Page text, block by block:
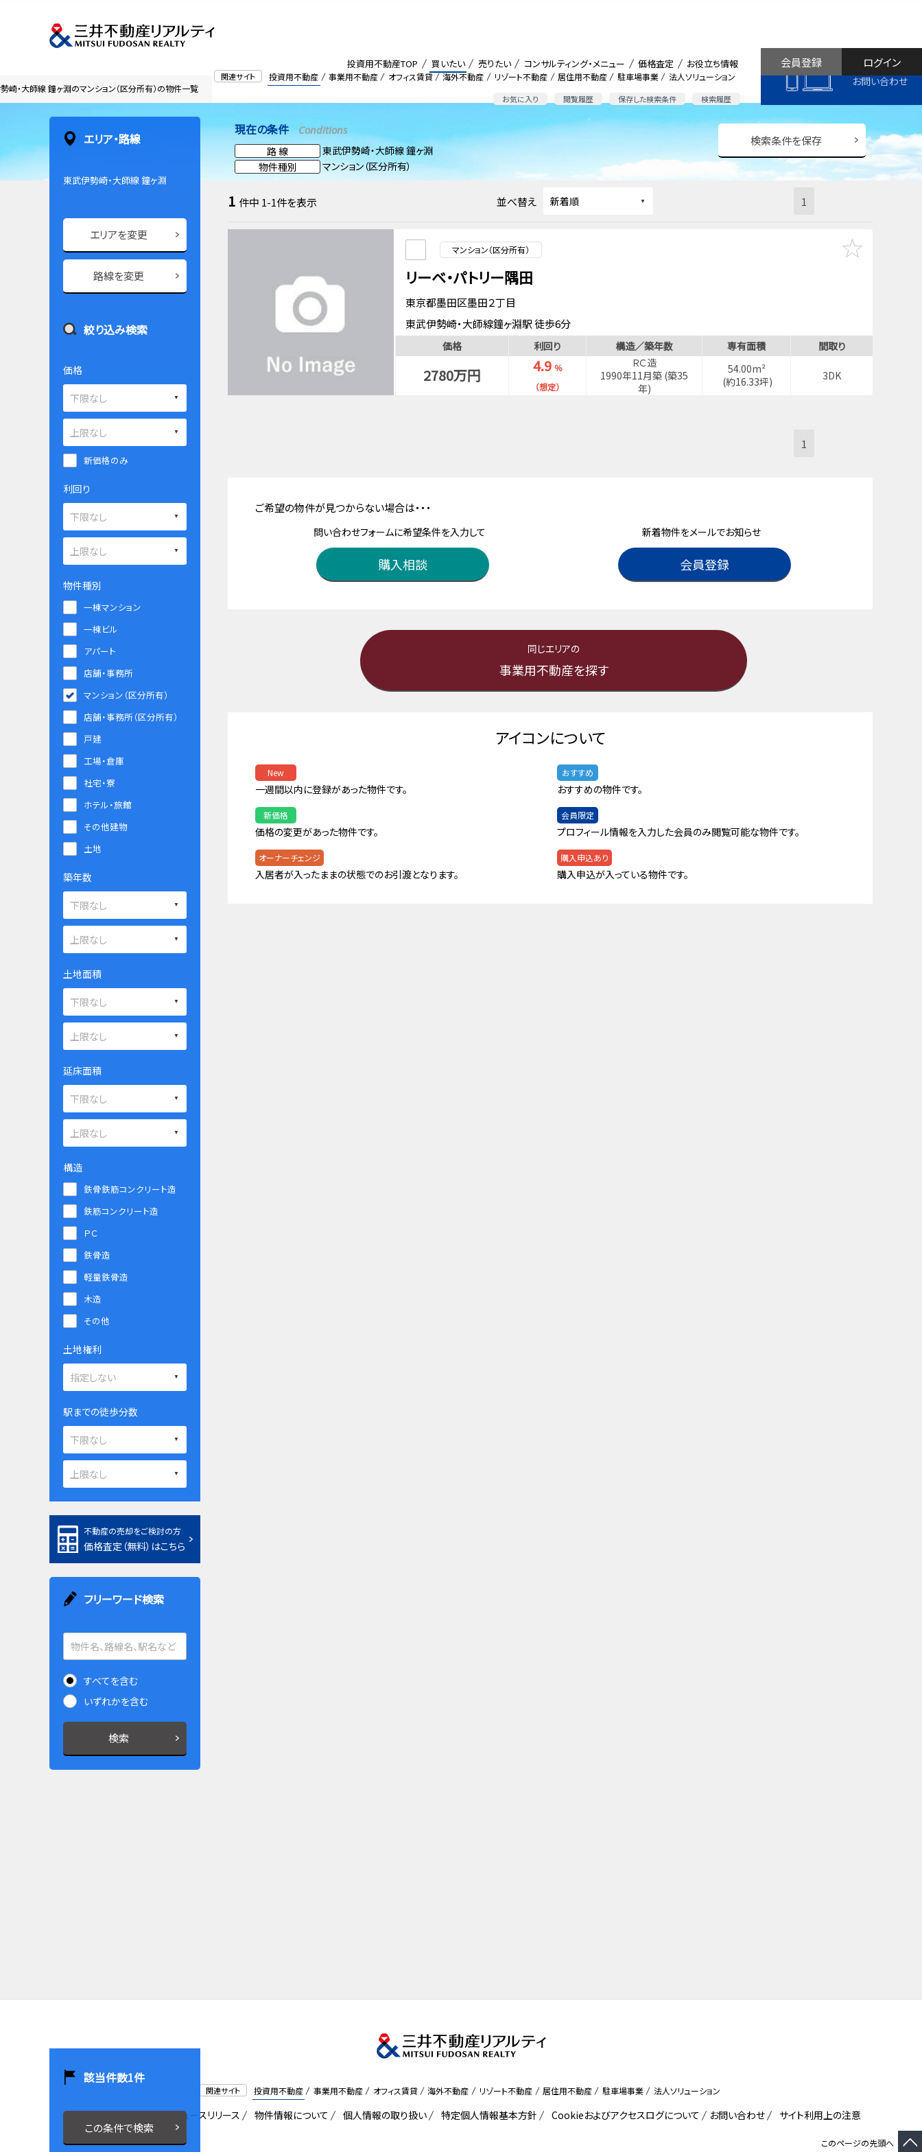
関連サイト 投資用不動産 事業用不動産 オフィス賃貸 海外不動産 リゾート不動産 居住用不動産 駐車場事業 法人ソリューション
お気に入り 閲覧履歴 保存した検索条件 検索履歴
投資用不動産TOP 買いたい 売りたい コンサルティング・メニュー 価格査定 お役立ち情報
お問い合わせ
ログイン
会員登録
崎・大師線 鐘ヶ淵のマンション（区分所有）の物件一覧
現在の条件 Conditions
路 線
東武伊勢崎・大師線 鐘ヶ淵
物件種別
マンション（区分所有）
検索条件を保存
1 件中 1-1件を表示 並べ替え 1
マンション（区分所有）
リーベ・パトリー隅田
東京都墨田区墨田２丁目
東武伊勢崎・大師線鐘ヶ淵駅 徒歩6分
価格 利回り 構造／築年数 専有面積 間取り
2780万円 4.9 ％
（想定）
ＲＣ造
1990年11月築 (築35
年)
54.00m²
(約16.33坪)
3DK
1
ご希望の物件が見つからない場合は・・・
問い合わせフォームに希望条件を入力して
購入相談
新着物件をメールでお知らせ
会員登録
同じエリアの
事業用不動産を探す
アイコンについて
New
一週間以内に登録があった物件です。
おすすめ
おすすめの物件です。
新価格
価格の変更があった物件です。
会員限定
プロフィール情報を入力した会員のみ閲覧可能な物件です。
オーナーチェンジ
入居者が入ったままの状態でのお引渡となります。
購入申込あり
購入申込が入っている物件です。
エリア・路線
東武伊勢崎・大師線 鐘ヶ淵
エリアを変更
路線を変更
絞り込み検索
価格
新価格のみ
利回り
物件種別
一棟マンション
一棟ビル
アパート
店舗・事務所
マンション（区分所有）
店舗・事務所（区分所有）
戸建
工場・倉庫
社宅・寮
ホテル・旅館
その他建物
土地
築年数
土地面積
延床面積
構造
鉄骨鉄筋コンクリート造
鉄筋コンクリート造
ＰＣ
鉄骨造
軽量鉄骨造
木造
その他
土地権利
駅までの徒歩分数
該当件数1件
この条件で検索
不動産の売却をご検討の方
価格査定（無料）はこちら
フリーワード検索
すべてを含む
いずれかを含む
検索
このページの先頭へ
関連サイト 投資用不動産 事業用不動産 オフィス賃貸 海外不動産 リゾート不動産 居住用不動産 駐車場事業 法人ソリューション
会社概要 採用情報 ニュースリリース 物件情報について 個人情報の取り扱い 特定個人情報基本方針 Cookieおよびアクセスログについて お問い合わせ サイト利用上の注意